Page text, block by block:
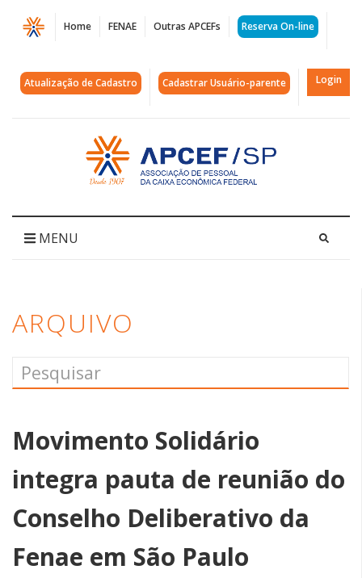
Página
Arquivos
cdn
APCEF/SP
Home FENAE Outras APCEFs Reserva On-line
Atualização de Cadastro Cadastrar Usuário-parente Login
Acessar
página
inicial
MENU
ARQUIVO
Movimento Solidário
integra pauta de reunião do
Conselho Deliberativo da
Fenae em São Paulo